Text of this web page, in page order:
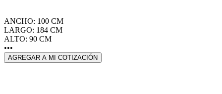
ANCHO: 100 CM
LARGO: 184 CM
ALTO: 90 CM
•••
AGREGAR A MI COTIZACIÓN